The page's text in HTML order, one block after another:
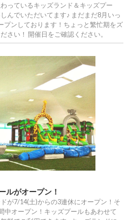
っているキッズランド＆キッズプー
んでいただいてます♪ まだまだ8月いっ
プンしております！ちょっと繁忙期をズ
さい！ 開催日をご確認ください。
ルがオープン！
が7/14(土)からの3連休にオープン！そ
中オープン！キッズプールもあわせて